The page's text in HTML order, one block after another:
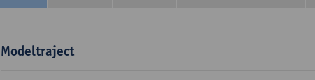
Modeltraject